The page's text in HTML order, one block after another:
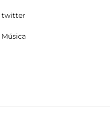
twitter
Música